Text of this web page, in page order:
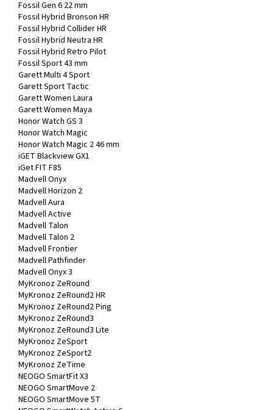
Fossil Gen 6 22 mm
Fossil Hybrid Bronson HR
Fossil Hybrid Collider HR
Fossil Hybrid Neutra HR
Fossil Hybrid Retro Pilot
Fossil Sport 43 mm
Garett Multi 4 Sport
Garett Sport Tactic
Garett Women Laura
Garett Women Maya
Honor Watch GS 3
Honor Watch Magic
Honor Watch Magic 2 46 mm
iGET Blackview GX1
iGet FIT F85
Madvell Onyx
Madvell Horizon 2
Madvell Aura
Madvell Active
Madvell Talon
Madvell Talon 2
Madvell Frontier
Madvell Pathfinder
Madvell Onyx 3
MyKronoz ZeRound
MyKronoz ZeRound2 HR
MyKronoz ZeRound2 Ping
MyKronoz ZeRound3
MyKronoz ZeRound3 Lite
MyKronoz ZeSport
MyKronoz ZeSport2
MyKronoz ZeTime
NEOGO SmartFit X3
NEOGO SmartMove 2
NEOGO SmartMove 5T